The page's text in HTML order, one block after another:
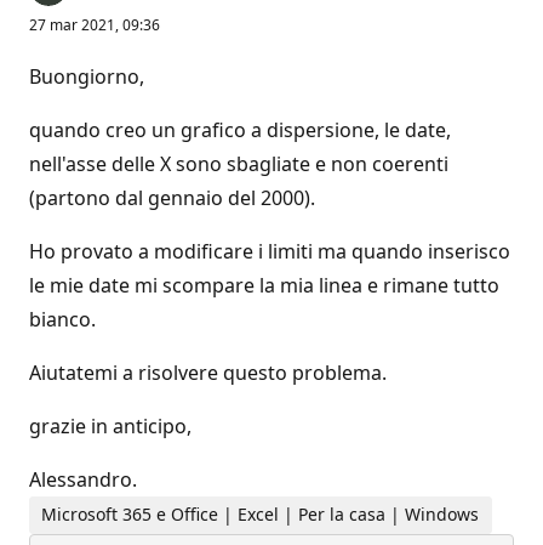
27 mar 2021, 09:36
Buongiorno,
quando creo un grafico a dispersione, le date,
nell'asse delle X sono sbagliate e non coerenti
(partono dal gennaio del 2000).
Ho provato a modificare i limiti ma quando inserisco
le mie date mi scompare la mia linea e rimane tutto
bianco.
Aiutatemi a risolvere questo problema.
grazie in anticipo,
Alessandro.
Microsoft 365 e Office | Excel | Per la casa | Windows